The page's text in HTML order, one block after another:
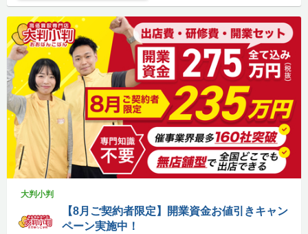
大判小判
【8月ご契約者限定】開業資金お値引きキャン
ペーン実施中！